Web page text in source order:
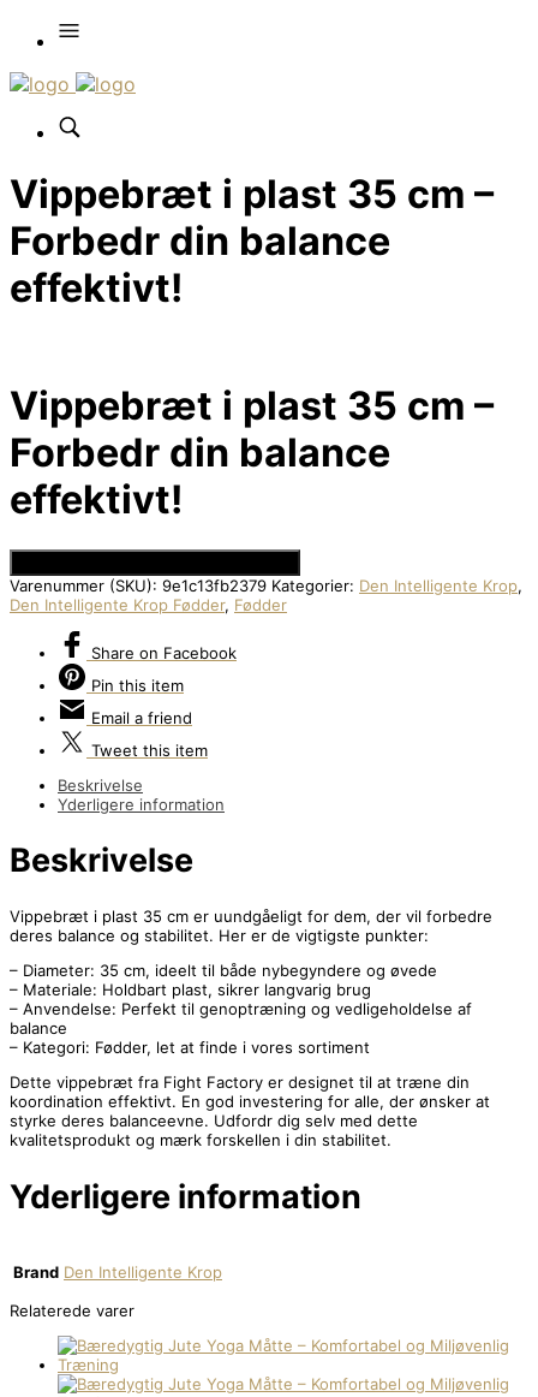
Vippebræt i plast 35 cm –
Forbedr din balance
effektivt!
Vippebræt i plast 35 cm –
Forbedr din balance
effektivt!
Varenummer (SKU): 9e1c13fb2379 Kategorier: Den Intelligente Krop,
Den Intelligente Krop Fødder, Fødder
Share on Facebook
Pin this item
Email a friend
Tweet this item
Beskrivelse
Yderligere information
Beskrivelse
Vippebræt i plast 35 cm er uundgåeligt for dem, der vil forbedre
deres balance og stabilitet. Her er de vigtigste punkter:
– Diameter: 35 cm, ideelt til både nybegyndere og øvede
– Materiale: Holdbart plast, sikrer langvarig brug
– Anvendelse: Perfekt til genoptræning og vedligeholdelse af
balance
– Kategori: Fødder, let at finde i vores sortiment
Dette vippebræt fra Fight Factory er designet til at træne din
koordination effektivt. En god investering for alle, der ønsker at
styrke deres balanceevne. Udfordr dig selv med dette
kvalitetsprodukt og mærk forskellen i din stabilitet.
Yderligere information
Brand Den Intelligente Krop
Relaterede varer